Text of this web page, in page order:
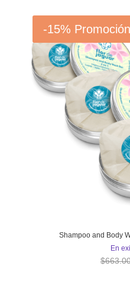
-15% Promoción
Shampoo and Body
En
$